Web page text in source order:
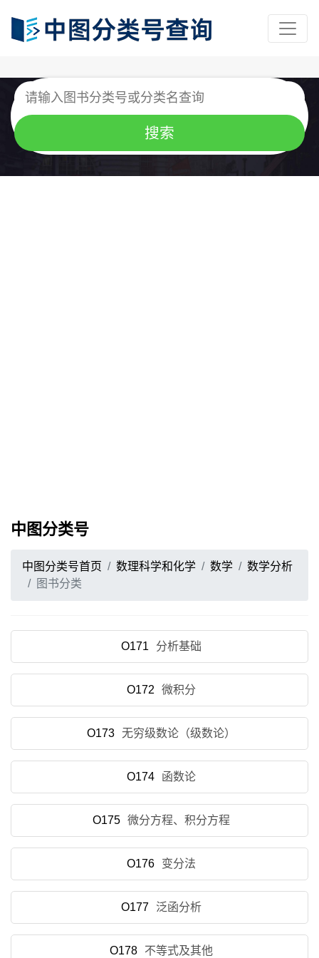
中图分类号
中图分类号首页 数理科学和化学 数学
数学分析
图书分类
O171 分析基础
O172 微积分
O173 无穷级数论（级数论）
O174 函数论
O175 微分方程、积分方程
O176 变分法
O177 泛函分析
O178 不等式及其他